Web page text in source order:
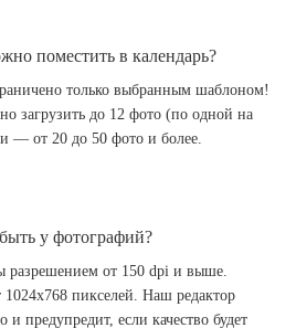
поместить в календарь?
только выбранным шаблоном!
загрузить до 12 фото (по одной на
— от 20 до 50 фото и более.
у фотографий?
разрешением от 150 dpi и выше.
пикселей. Наш редактор
предупредит, если качество будет